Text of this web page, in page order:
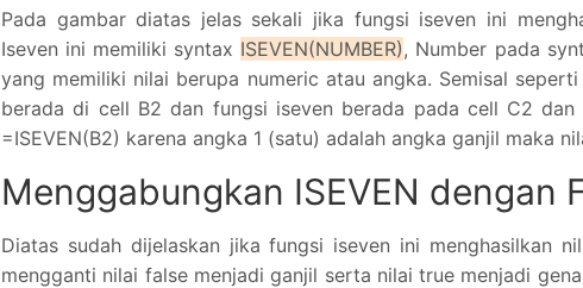
Pada gambar diatas jelas sekali jika fungsi iseven ini
Iseven ini memiliki syntax ISEVEN(NUMBER), Number pada
yang memiliki nilai berupa numeric atau angka. Semisal
berada di cell B2 dan fungsi iseven berada pada cell C2
=ISEVEN(B2) karena angka 1 (satu) adalah angka ganjil maka
Menggabungkan ISEVEN dengan
Diatas sudah dijelaskan jika fungsi iseven ini menghasilkan
mengganti nilai false menjadi ganjil serta nilai true menjadi